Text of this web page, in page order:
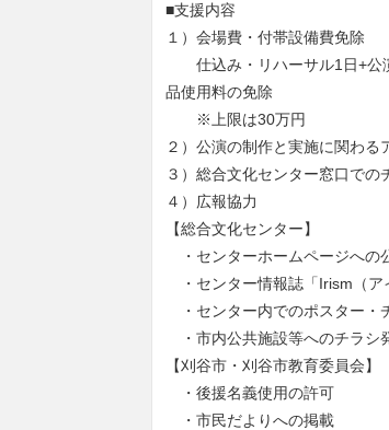
■支援内容
１）会場費・付帯設備費免除
仕込み・リハーサル1日+公
品使用料の免除
※上限は30万円
２）公演の制作と実施に関わる
３）総合文化センター窓口での
４）広報協力
【総合文化センター】
・センターホームページへの
・センター情報誌「Irism（ア
・センター内でのポスター・
・市内公共施設等へのチラシ
【刈谷市・刈谷市教育委員会】
・後援名義使用の許可
・市民だよりへの掲載